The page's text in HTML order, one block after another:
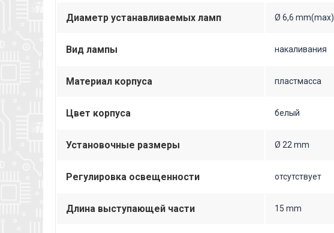
Диаметр устанавливаемых ламп Ø 6,6 mm(max)
Вид лампы накаливания
Материал корпуса пластмасса
Цвет корпуса белый
Установочные размеры Ø 22 mm
Регулировка освещенности отсутствует
Длина выступающей части 15 mm